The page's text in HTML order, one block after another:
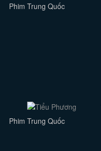
Phim Trung Quốc
Phim Trung Quốc